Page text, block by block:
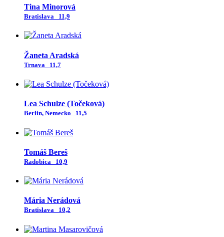
Tina Minorová
Bratislava 11,9
Žaneta Aradská
Trnava 11,7
Lea Schulze (Točeková)
Berlin, Nemecko 11,5
Tomáš Bereš
Radobica 10,9
Mária Nerádová
Bratislava 10,2